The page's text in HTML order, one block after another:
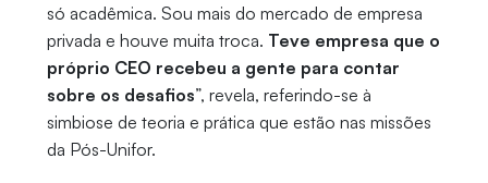
só acadêmica. Sou mais do mercado de empresa
privada e houve muita troca. Teve empresa que o
próprio CEO recebeu a gente para contar
sobre os desafios”, revela, referindo-se à
simbiose de teoria e prática que estão nas missões
da Pós-Unifor.